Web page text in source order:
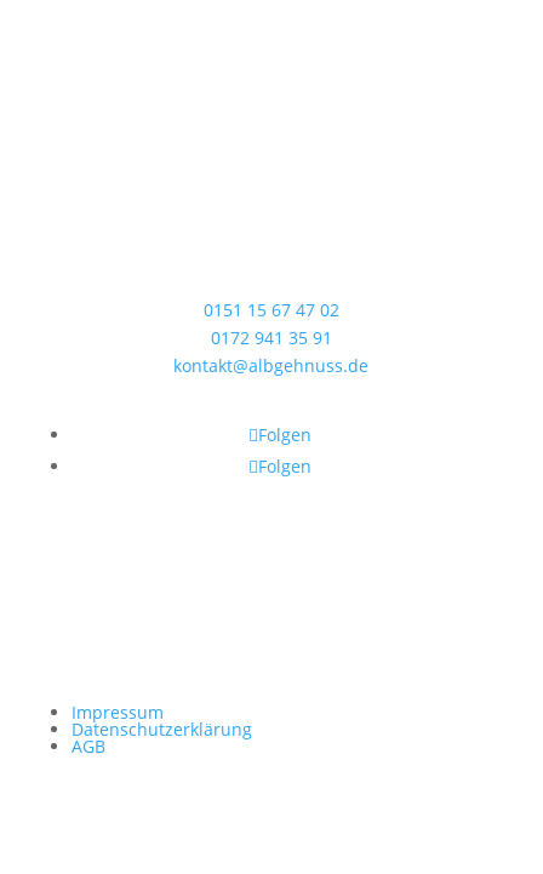
0151 15 67 47 02
0172 941 35 91
kontakt@albgehnuss.de
Folgen
Folgen
Impressum
Datenschutzerklärung
AGB